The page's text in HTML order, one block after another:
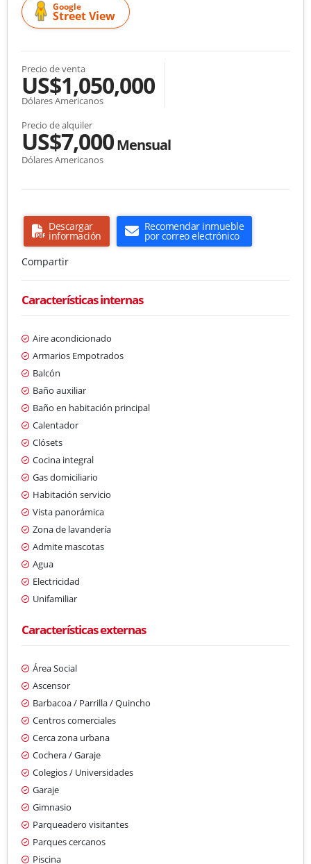
Google
Street View
Precio de venta
US$1,050,000
Dólares Americanos
Precio de alquiler
US$7,000Mensual
Dólares Americanos
Descargar
información
Recomendar inmueble
por correo electrónico
Compartir
Características internas
Aire acondicionado
Armarios Empotrados
Balcón
Baño auxiliar
Baño en habitación principal
Calentador
Clósets
Cocina integral
Gas domiciliario
Habitación servicio
Vista panorámica
Zona de lavandería
Admite mascotas
Agua
Electricidad
Unifamiliar
Características externas
Área Social
Ascensor
Barbacoa / Parrilla / Quincho
Centros comerciales
Cerca zona urbana
Cochera / Garaje
Colegios / Universidades
Garaje
Gimnasio
Parqueadero visitantes
Parques cercanos
Piscina